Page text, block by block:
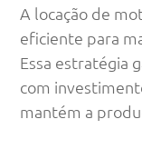
A locação de
eficiente para
Essa estratégia
com
mantém a